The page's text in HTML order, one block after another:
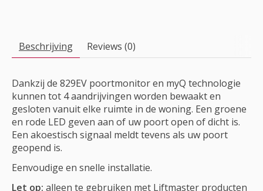
Beschrijving Reviews (0)
Dankzij de 829EV poortmonitor en myQ technologie
kunnen tot 4 aandrijvingen worden bewaakt en
gesloten vanuit elke ruimte in de woning. Een groene
en rode LED geven aan of uw poort open of dicht is.
Een akoestisch signaal meldt tevens als uw poort
geopend is.
Eenvoudige en snelle installatie.
Let op: alleen te gebruiken met Liftmaster producten